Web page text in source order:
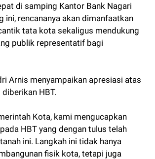
di samping Kantor Bank Nagari
ini, rencananya akan dimanfaatkan
tata kota sekaligus mendukung
publik representatif bagi
Arnis menyampaikan apresiasi atas
HBT.
Kota, kami mengucapkan
HBT yang dengan tulus telah
ini. Langkah ini tidak hanya
fisik kota, tetapi juga